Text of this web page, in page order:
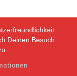
Deinen Besuch